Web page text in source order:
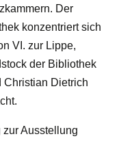
Der
konzentriert sich
VI. zur Lippe,
der Bibliothek
Christian Dietrich
Ausstellung